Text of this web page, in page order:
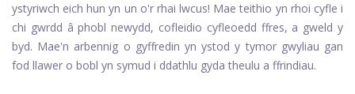
ystyriwch eich hun yn un o'r rhai lwcus! Mae teithio yn rhoi cyfle i
chi gwrdd â phobl newydd, cofleidio cyfleoedd ffres, a gweld y
byd. Mae'n arbennig o gyffredin yn ystod y tymor gwyliau gan
fod llawer o bobl yn symud i ddathlu gyda theulu a ffrindiau.